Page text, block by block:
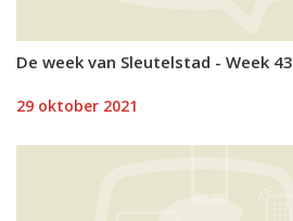
De week van Sleutelstad - Week 43
29 oktober 2021